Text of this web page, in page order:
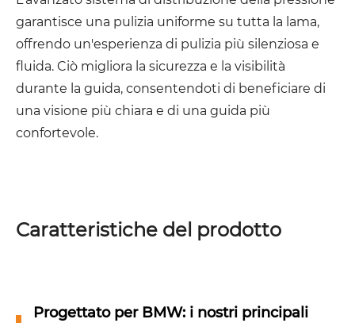
garantisce una pulizia uniforme su tutta la lama,
offrendo un'esperienza di pulizia più silenziosa e
fluida. Ciò migliora la sicurezza e la visibilità
durante la guida, consentendoti di beneficiare di
una visione più chiara e di una guida più
confortevole.
Caratteristiche del prodotto
Progettato per BMW: i nostri principali